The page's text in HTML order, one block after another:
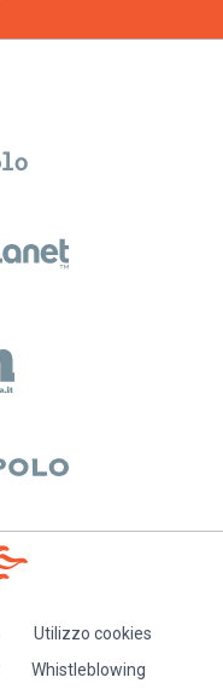
Utilizzo cookies
Whistleblowing